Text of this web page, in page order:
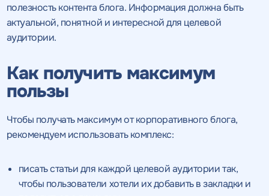
полезность контента блога. Информация должна быть
актуальной, понятной и интересной для целевой
аудитории.
Как получить максимум
пользы
Чтобы получать максимум от корпоративного блога,
рекомендуем использовать комплекс:
писать статьи для каждой целевой аудитории так,
чтобы пользователи хотели их добавить в закладки и